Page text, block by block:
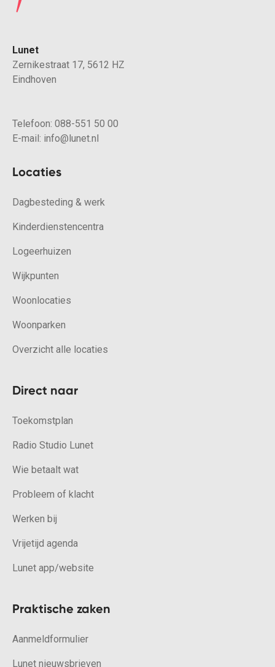
Lunet
Zernikestraat 17, 5612 HZ
Eindhoven
Telefoon: 088-551 50 00
E-mail: info@lunet.nl
Locaties
Dagbesteding & werk
Kinderdienstencentra
Logeerhuizen
Wijkpunten
Woonlocaties
Woonparken
Overzicht alle locaties
Direct naar
Toekomstplan
Radio Studio Lunet
Wie betaalt wat
Probleem of klacht
Werken bij
Vrijetijd agenda
Lunet app/website
Praktische zaken
Aanmeldformulier
Lunet nieuwsbrieven